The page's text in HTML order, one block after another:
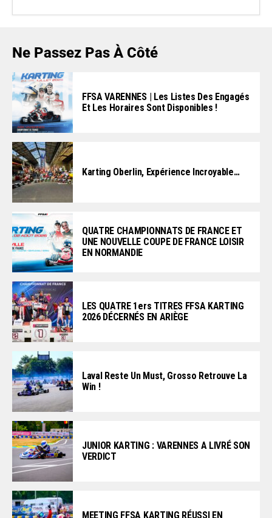
Ne Passez Pas À Côté
FFSA VARENNES | Les Listes Des Engagés
Et Les Horaires Sont Disponibles !
Karting Oberlin, Expérience Incroyable…
QUATRE CHAMPIONNATS DE FRANCE ET
UNE NOUVELLE COUPE DE FRANCE LOISIR
EN NORMANDIE
LES QUATRE 1ers TITRES FFSA KARTING
2026 DÉCERNÉS EN ARIÈGE
Laval Reste Un Must, Grosso Retrouve La
Win !
JUNIOR KARTING : VARENNES A LIVRÉ SON
VERDICT
MEETING FFSA KARTING RÉUSSI EN